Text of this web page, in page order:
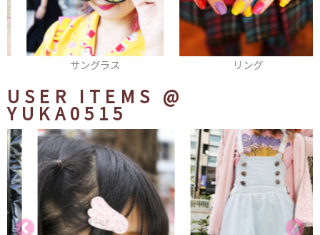
サングラス リング
USER ITEMS @
YUKA0515